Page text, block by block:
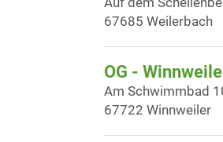
67685 Weilerbach
OG -
Am Schwimmbad
67722 Winnweiler